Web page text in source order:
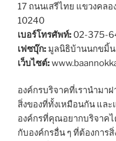
17 ถนนเสรีไทย แขวงคล
10240
เบอร์โทรศัพท์: 02-375-
เฟซบุ๊ก: มูลนิธิบ้านนกขมิ้น
เว็บไซต์:
องค์กรบริจาคที่เรานำมา
สิ่งของที่ทั้งเหมือนกัน แล
องค์กรที่คุณอยากบริจาคไ
กับองค์กรอื่น ๆ ที่ต้องการ